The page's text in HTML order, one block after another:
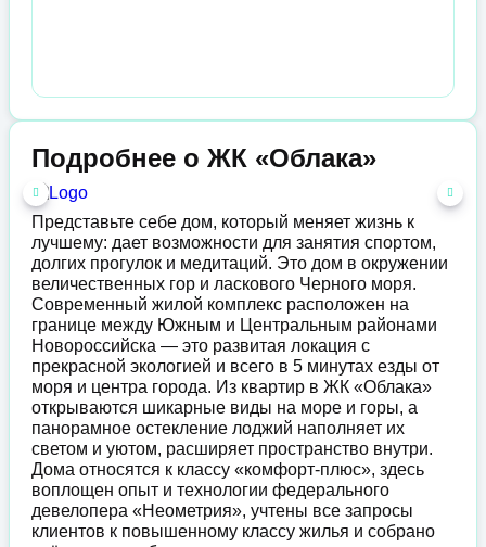
Подробнее о ЖК «Облака»
Представьте себе дом, который меняет жизнь к
лучшему: дает возможности для занятия спортом,
долгих прогулок и медитаций. Это дом в окружении
величественных гор и ласкового Черного моря.
Современный жилой комплекс расположен на
границе между Южным и Центральным районами
Новороссийска — это развитая локация с
прекрасной экологией и всего в 5 минутах езды от
моря и центра города. Из квартир в ЖК «Облака»
открываются шикарные виды на море и горы, а
панорамное остекление лоджий наполняет их
светом и уютом, расширяет пространство внутри.
Дома относятся к классу «комфорт-плюс», здесь
воплощен опыт и технологии федерального
девелопера «Неометрия», учтены все запросы
клиентов к повышенному классу жилья и собрано